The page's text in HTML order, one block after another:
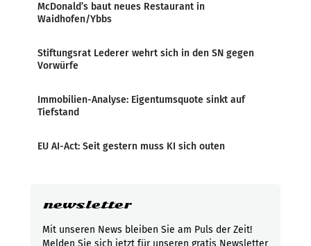
McDonald’s baut neues Restaurant in
Waidhofen/Ybbs
Stiftungsrat Lederer wehrt sich in den SN gegen
Vorwürfe
Immobilien-Analyse: Eigentumsquote sinkt auf
Tiefstand
EU AI-Act: Seit gestern muss KI sich outen
newsletter
Mit unseren News bleiben Sie am Puls der Zeit!
Melden Sie sich jetzt für unseren gratis Newsletter